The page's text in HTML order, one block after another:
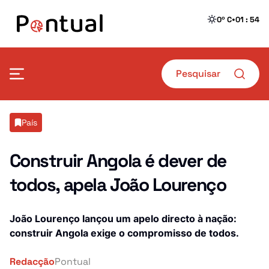
0º C•01 : 54
Mais Pontual
Transportes
Educação
Sociedade
Desporto
Saúde
País
Construir Angola é dever de
todos, apela João Lourenço
João Lourenço lançou um apelo directo à nação:
construir Angola exige o compromisso de todos.
RedacçãoPontual